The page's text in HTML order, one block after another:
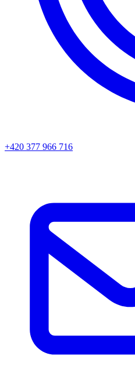
+420 377 966 716